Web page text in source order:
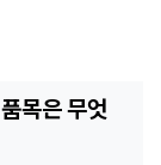
목은 무엇